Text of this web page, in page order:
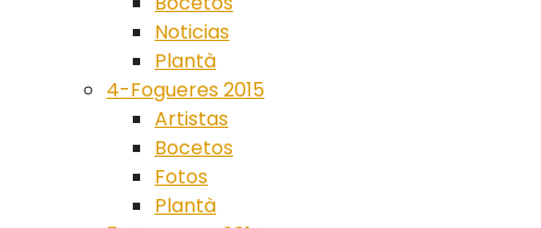
Noticias
Plantà
4-Fogueres 2015
Artistas
Bocetos
Fotos
Plantà